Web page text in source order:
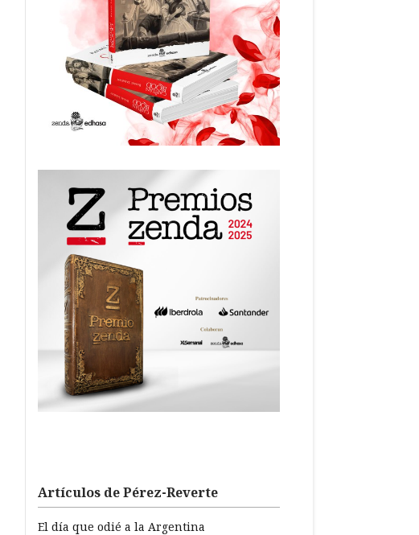
Artículos de Pérez-Reverte
El día que odié a la Argentina